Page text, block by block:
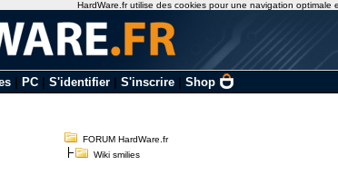
| PC| S'identifier| S'inscrire| Shop
FORUM HardWare.fr
Wiki smilies
HardWare.fr utilise des cookies pour une navigation